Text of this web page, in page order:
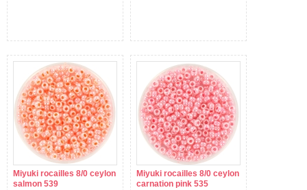
Miyuki rocailles 8/0 ceylon
salmon 539
Miyuki rocailles 8/0 ceylon
carnation pink 535